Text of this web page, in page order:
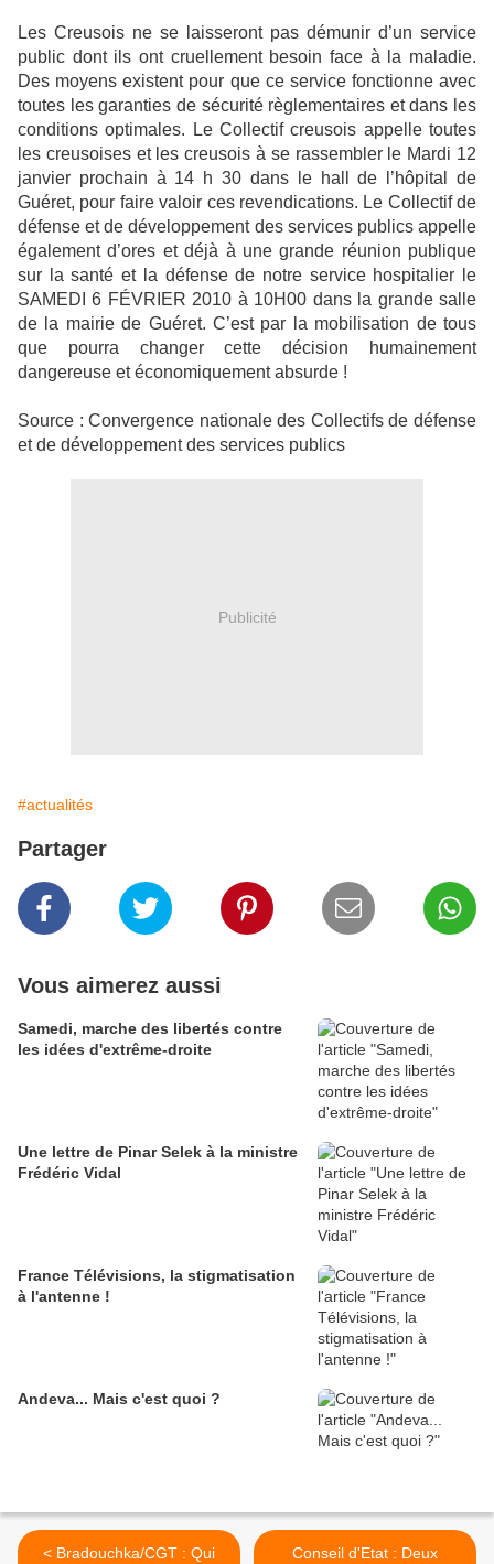
Les Creusois ne se laisseront pas démunir d’un service
public dont ils ont cruellement besoin face à la maladie.
Des moyens existent pour que ce service fonctionne avec
toutes les garanties de sécurité règlementaires et dans les
conditions optimales. Le Collectif creusois appelle toutes
les creusoises et les creusois à se rassembler le Mardi 12
janvier prochain à 14 h 30 dans le hall de l’hôpital de
Guéret, pour faire valoir ces revendications. Le Collectif de
défense et de développement des services publics appelle
également d’ores et déjà à une grande réunion publique
sur la santé et la défense de notre service hospitalier le
SAMEDI 6 FÉVRIER 2010 à 10H00 dans la grande salle
de la mairie de Guéret. C’est par la mobilisation de tous
que pourra changer cette décision humainement
dangereuse et économiquement absurde !
Source : Convergence nationale des Collectifs de défense
et de développement des services publics
Publicité
#actualités
Partager
Vous aimerez aussi
Samedi, marche des libertés contre
les idées d'extrême-droite
Une lettre de Pinar Selek à la ministre
Frédéric Vidal
France Télévisions, la stigmatisation
à l'antenne !
Andeva... Mais c'est quoi ?
< Bradouchka/CGT : Qui Conseil d'Etat : Deux